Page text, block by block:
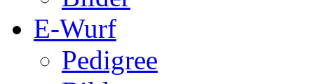
E-Wurf
Pedigree